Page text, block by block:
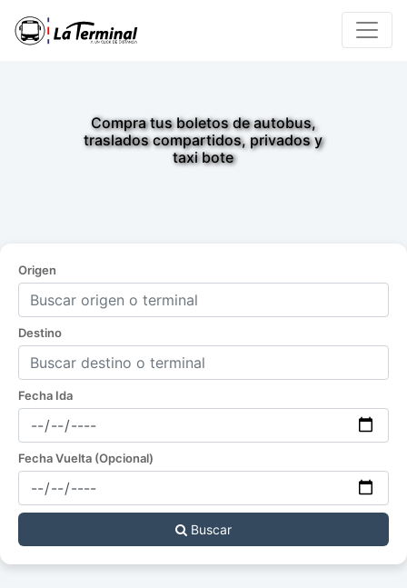
Compra tus boletos de autobus,
traslados compartidos, privados y
taxi bote
Origen
Destino
Fecha Ida
Fecha Vuelta (Opcional)
Buscar